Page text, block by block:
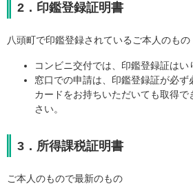
2．印鑑登録証明書
八頭町で印鑑登録されているご本人のもの
コンビニ交付では、印鑑登録証はい
窓口での申請は、印鑑登録証が必ず
カードをお持ちいただいても取得
さい。
3．所得課税証明書
ご本人のもので最新のもの